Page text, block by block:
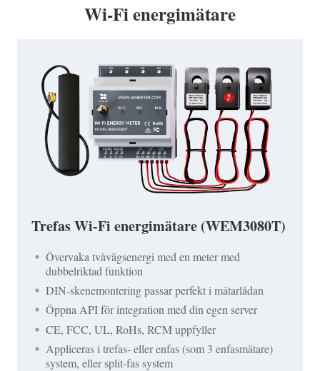
Wi-Fi energimätare
Trefas Wi-Fi energimätare (WEM3080T)
Övervaka tvåvägsenergi med en meter med
dubbelriktad funktion
DIN-skenemontering passar perfekt i mätarlådan
Öppna API för integration med din egen server
CE, FCC, UL, RoHs, RCM uppfyller
Appliceras i trefas- eller enfas (som 3 enfasmätare)
system, eller split-fas system